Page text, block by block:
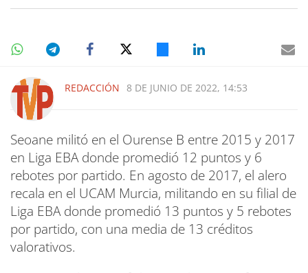
REDACCIÓN 8 DE JUNIO DE 2022, 14:53
Seoane militó en el Ourense B entre 2015 y 2017
en Liga EBA donde promedió 12 puntos y 6
rebotes por partido. En agosto de 2017, el alero
recala en el UCAM Murcia, militando en su filial de
Liga EBA donde promedió 13 puntos y 5 rebotes
por partido, con una media de 13 créditos
valorativos.